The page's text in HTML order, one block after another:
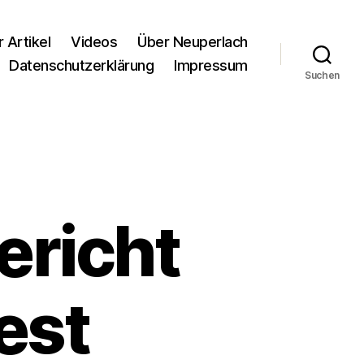
Artikel Videos
Über Neuperlach
Datenschutzerklärung
Impressum
Suchen